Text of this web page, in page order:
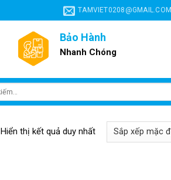
TAMVIET0208@GMAIL.COM
Bảo Hành
Nhanh Chóng
Hiển thị kết quả duy nhất